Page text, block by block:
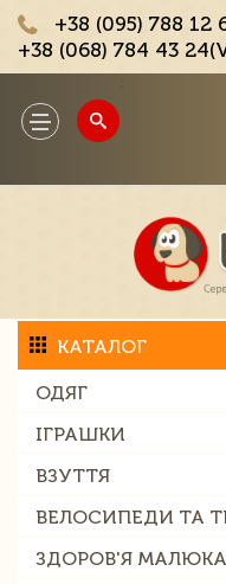
+38 (095) 788 12
+38 (068) 784 43
Toggle
navigation
КАТАЛОГ
ОДЯГ
ІГРАШКИ
ВЗУТТЯ
ВЕЛОСИПЕДИ ТА
ЗДОРОВ'Я МАЛЮКА